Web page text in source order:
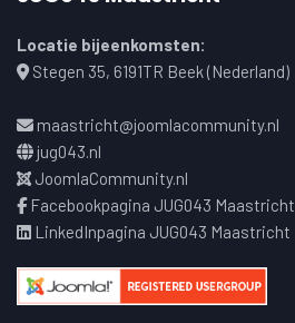
Locatie bijeenkomsten:
Stegen 35, 6191TR Beek (Nederland)
maastricht@joomlacommunity.nl
jug043.nl
JoomlaCommunity.nl
Facebookpagina JUG043 Maastricht
LinkedInpagina JUG043 Maastricht